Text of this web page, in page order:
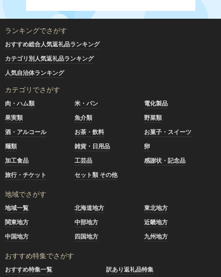
ランキングでさがす
おすすめ総合人気返礼品ランキング
カテゴリ別人気返礼品ランキング
人気自治体ランキング
カテゴリでさがす
肉・ハム類 米・パン
電化製品
果実類
魚介類
野菜類
酒・アルコール
お茶・飲料
お菓子・スイーツ
麺類
雑貨・日用品
卵
加工食品
工芸品
感謝状・記念品
旅行・チケット
セット類 その他
地域でさがす
地域一覧 北海道地方
東北地方
関東地方
中部地方
近畿地方
中国地方
四国地方 九州地方
おすすめ特集でさがす
おすすめ特集一覧
訳あり返礼品特集